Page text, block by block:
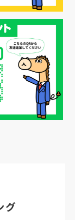
用計画
#26卒
採用
法就労
#ベネフィット
#採用力
#転職フェア
グ